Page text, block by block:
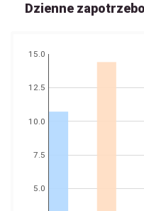
Dzienne
5.0
7.5
10.0
12.5
15.0